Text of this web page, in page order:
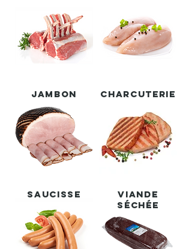
Jambon
Saucisse
Charcuterie
Viande
séchée